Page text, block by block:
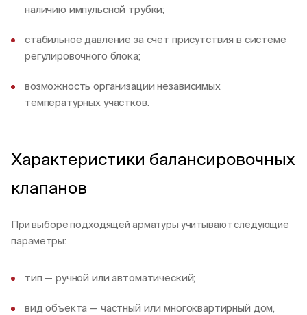
наличию импульсной трубки;
стабильное давление за счет присутствия в системе
регулировочного блока;
возможность организации независимых
температурных участков.
Характеристики балансировочных
клапанов
При выборе подходящей арматуры учитывают следующие
параметры:
тип — ручной или автоматический;
вид объекта — частный или многоквартирный дом,